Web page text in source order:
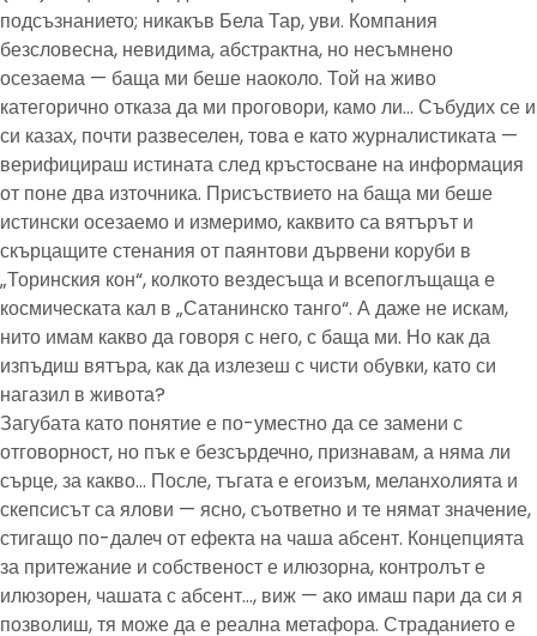
подсъзнанието; никакъв Бела Тар, уви. Компания
безсловесна, невидима, абстрактна, но несъмнено
осезаема — баща ми беше наоколо. Той на живо
категорично отказа да ми проговори, камо ли… Събудих се и
си казах, почти развеселен, това е като журналистиката —
верифицираш истината след кръстосване на информация
от поне два източника. Присъствието на баща ми беше
истински осезаемо и измеримо, каквито са вятърът и
скърцащите стенания от паянтови дървени коруби в
„Торинския кон“, колкото вездесъща и всепоглъщаща е
космическата кал в „Сатанинско танго“. А даже не искам,
нито имам какво да говоря с него, с баща ми. Но как да
изпъдиш вятъра, как да излезеш с чисти обувки, като си
нагазил в живота?
Загубата като понятие е по-уместно да се замени с
отговорност, но пък е безсърдечно, признавам, а няма ли
сърце, за какво… После, тъгата е егоизъм, меланхолията и
скепсисът са ялови — ясно, съответно и те нямат значение,
стигащо по-далеч от ефекта на чаша абсент. Концепцията
за притежание и собственост е илюзорна, контролът е
илюзорен, чашата с абсент…, виж — ако имаш пари да си я
позволиш, тя може да е реална метафора. Страданието е